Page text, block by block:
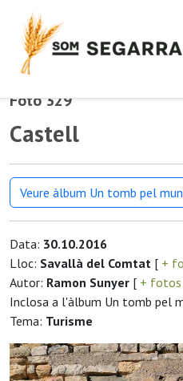
Foto 329
Castell
Veure àlbum Un tomb pel
Data: 30.10.2016
Lloc: Savallà del Comtat [ +
Autor: Ramon Sunyer [ + fotos
Inclosa a l'àlbum Un tomb pel
Tema: Turisme